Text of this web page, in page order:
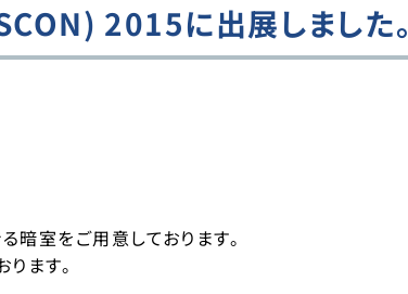
2015に出展しました。
暗室をご用意しております。
ます。